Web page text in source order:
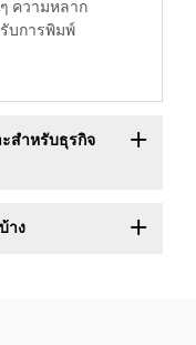
ความหลาก
บการพิมพ์
ะสำหรับธุรกิจ
าง